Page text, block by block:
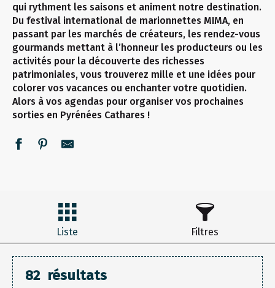
qui rythment les saisons et animent notre destination.
Du festival international de marionnettes MIMA, en
passant par les marchés de créateurs, les rendez-vous
gourmands mettant à l’honneur les producteurs ou les
activités pour la découverte des richesses
patrimoniales, vous trouverez mille et une idées pour
colorer vos vacances ou enchanter votre quotidien.
Alors à vos agendas pour organiser vos prochaines
sorties en Pyrénées Cathares !
Liste Filtres
82 résultats